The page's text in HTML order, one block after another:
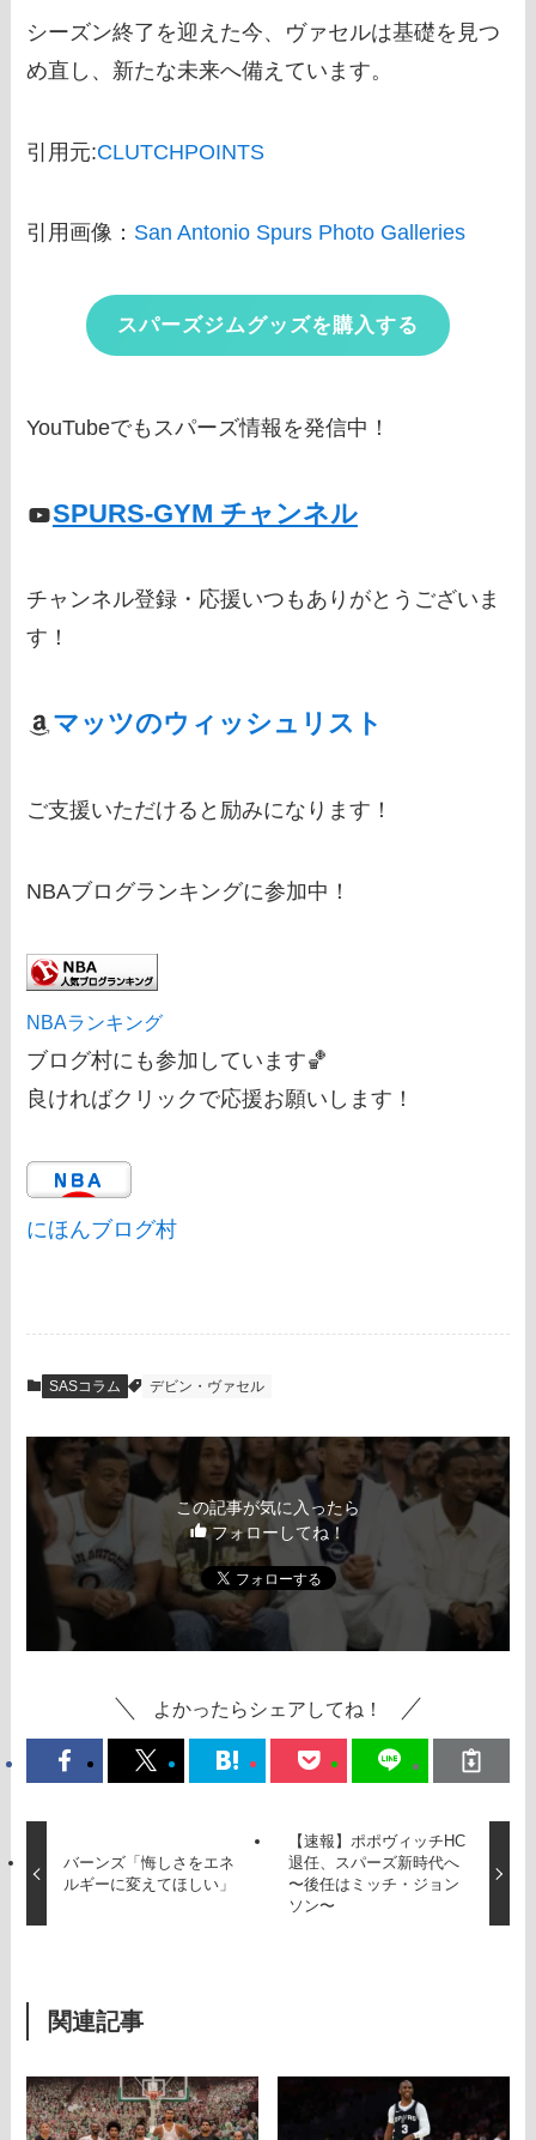
シーズン終了を迎えた今、ヴァセルは基礎を見つ
め直し、新たな未来へ備えています。
引用元:CLUTCHPOINTS
引用画像： San Antonio Spurs Photo Galleries
スパーズジムグッズを購入する
YouTubeでもスパーズ情報を発信中！
SPURS-GYM チャンネル
チャンネル登録・応援いつもありがとうございま
す！
マッツのウィッシュリスト
ご支援いただけると励みになります！
NBAブログランキングに参加中！
NBAランキング
ブログ村にも参加しています🏀
良ければクリックで応援お願いします！
にほんブログ村
SASコラム デビン・ヴァセル
この記事が気に入ったら
フォローしてね！
よかったらシェアしてね！
バーンズ「悔しさをエネ
ルギーに変えてほしい」
【速報】ポポヴィッチHC
退任、スパーズ新時代へ
〜後任はミッチ・ジョン
ソン〜
関連記事